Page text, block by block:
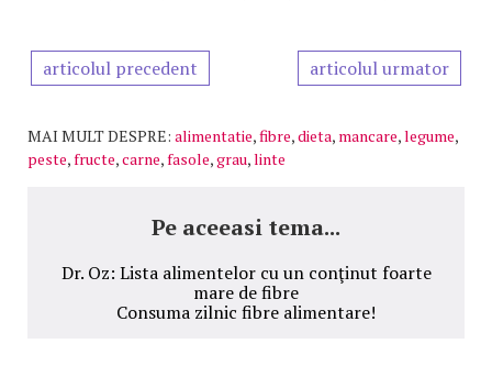
articolul precedent articolul urmator
MAI MULT DESPRE: alimentatie,fibre,dieta, mancare,legume,
peste,fructe,carne,fasole,grau,linte
Pe aceeasi tema...
Dr. Oz: Lista alimentelor cu un conţinut foarte
mare de fibre
Consuma zilnic fibre alimentare!